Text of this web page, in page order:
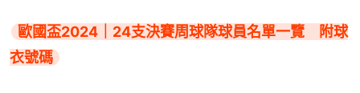
歐國盃2024｜24支決賽周球隊球員名單一覽　附球
衣號碼